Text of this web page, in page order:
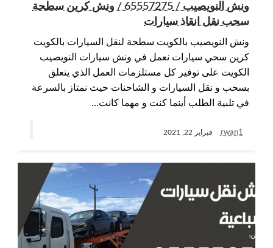
ونش النويصيب / 65557275 / ونش كرين سطحة
سحب نقل انقاذ سيارات
ونش النويصيب بالكويت سطحة لنقل السيارات بالكويت
كرين سحي سيارات نعمل في ونش سيارات النويصيب
الكويت على توفير كل مستلزمات العمل الذي يتعلق
بسحب و نقل السيارات و الشاحنات حيث نمتاز بالسرعة
في تلبية الطلب أينما كنت و مهما كانت…
rwan1 فبراير 22, 2021